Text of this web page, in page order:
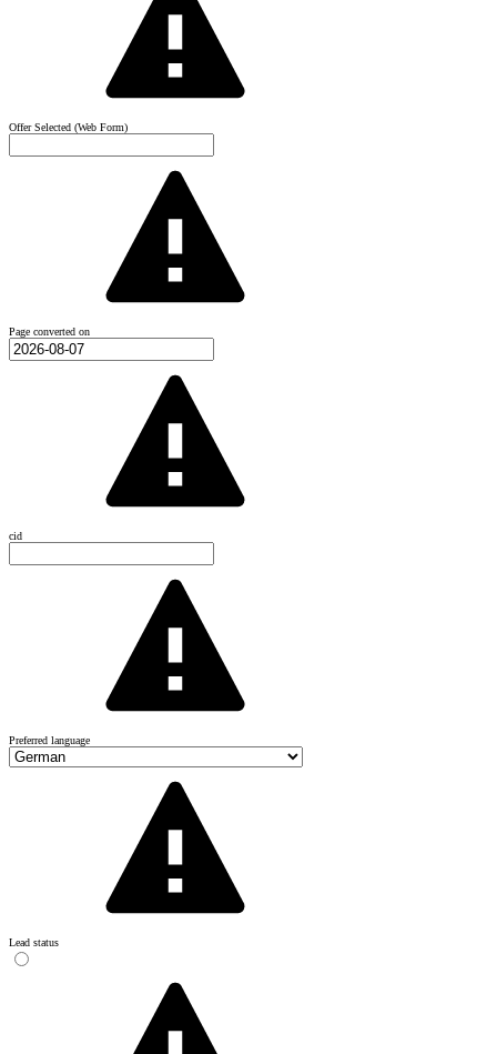
Offer Selected (Web Form)
Page converted on
cid
Preferred language
Lead status